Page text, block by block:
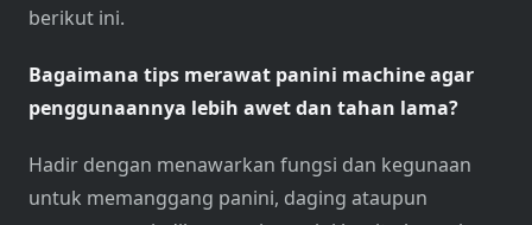
berikut ini.
Bagaimana tips merawat panini machineagar
penggunaannya lebih awet dan tahan lama?
Hadir dengan menawarkan fungsi dan kegunaan
untuk memanggang panini, daging ataupun